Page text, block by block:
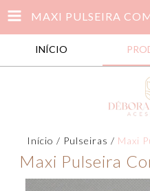
INÍCIO
Início / Pulseiras / Maxi
Maxi Pulseira